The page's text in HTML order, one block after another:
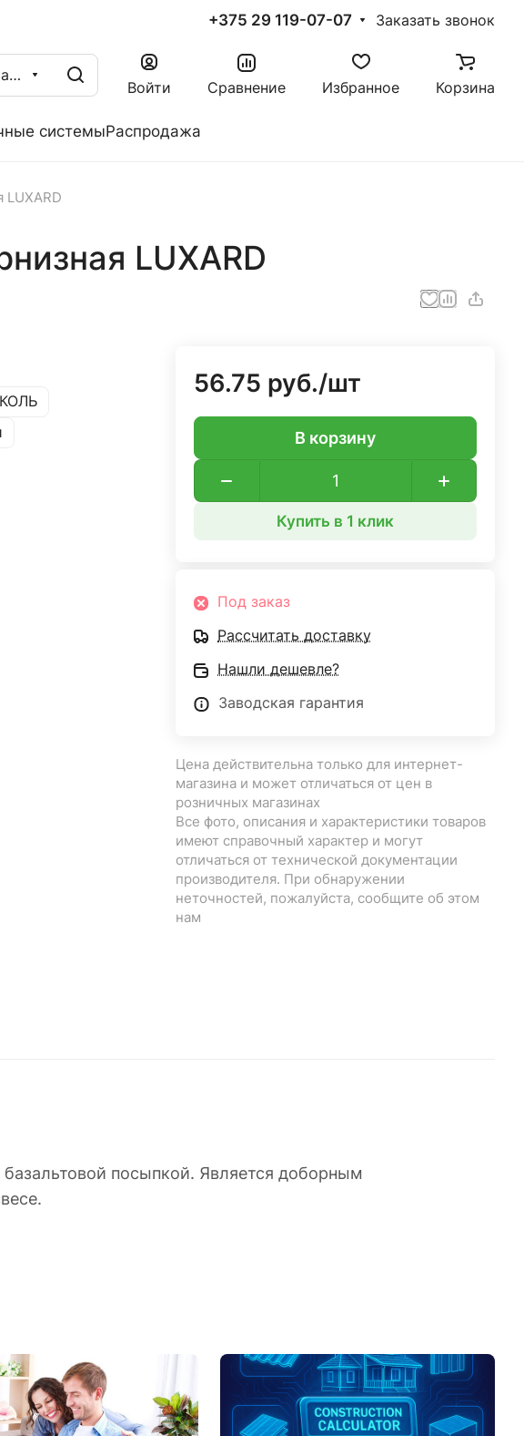
+375 29 119-07-07 Заказать звонок
Каталог
Войти Сравнение Избранное Корзина
системыРаспродажа
LUXARD
LUXARD
56.75 руб./шт
В корзину
Купить в 1 клик
Под заказ
Рассчитать доставку
Нашли дешевле?
Заводская гарантия
Цена действительна только для интернет-
магазина и может отличаться от цен в
розничных магазинах
Все фото, описания и характеристики товаров
имеют справочный характер и могут
отличаться от технической документации
производителя. При обнаружении
неточностей, пожалуйста, сообщите об этом
нам
посыпкой. Является доборным